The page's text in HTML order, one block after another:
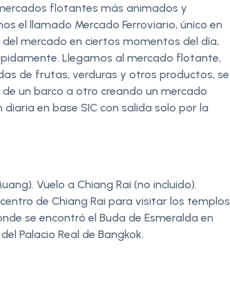
flotantes más animados y
el llamado Mercado Ferroviario, único en
mercado en ciertos momentos del día,
Llegamos al mercado flotante,
de frutas, verduras y otros productos, se
un barco a otro creando un mercado
en base SIC con salida solo por la
Vuelo a Chiang Rai (no incluido).
de Chiang Rai para visitar los templos
se encontró el Buda de Esmeralda en
Palacio Real de Bangkok.